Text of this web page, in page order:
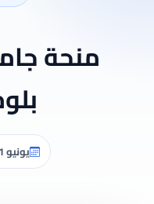
منحة
يونيو 1, 2026